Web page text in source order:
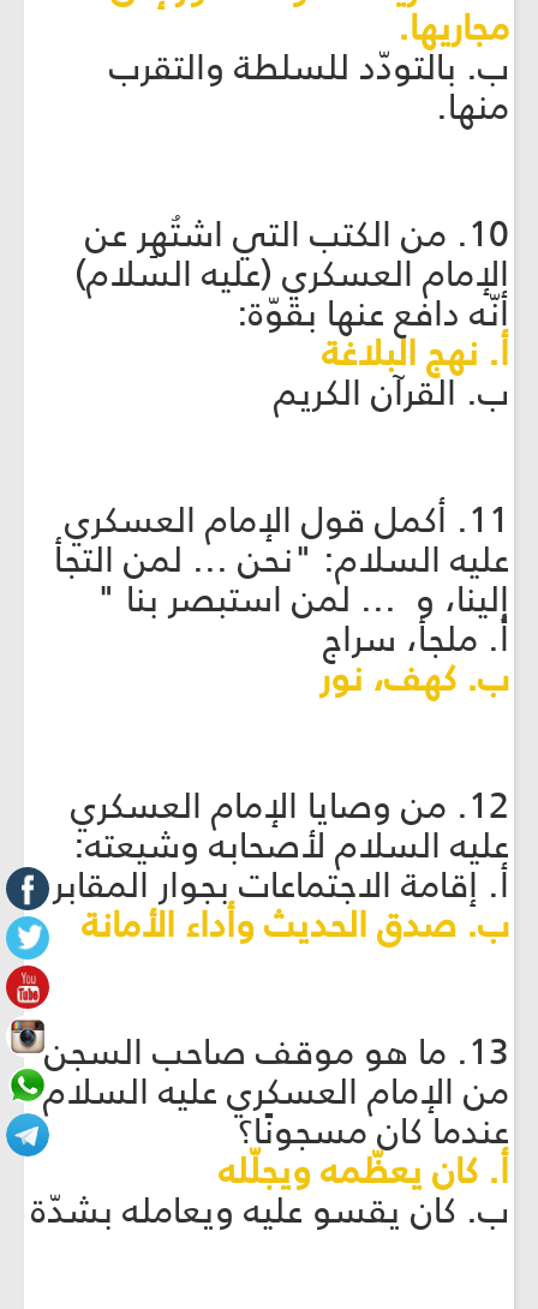
مجاريها.
ب. بالتودّد للسلطة والتقرب
منها.
10. من الكتب التي اشتُهِر عن
الإمام العسكري (عليه السلام)
أنّه دافع عنها بقوّة:
أ. نهج البلاغة
ب. القرآن الكريم
11. أكمل قول الإمام العسكري
عليه السلام: "نحن ... لمن التجأ
إلينا، و ... لمن استبصر بنا "
أ. ملجأ، سراج
ب. كهف، نور
12. من وصايا الإمام العسكري
عليه السلام لأصحابه وشيعته:
أ. إقامة الاجتماعات بجوار المقابر
ب. صدق الحديث وأداء الأمانة
13. ما هو موقف صاحب السجن
من الإمام العسكري عليه السلام
عندما كان مسجونًا؟
أ. كان يعظّمه ويجلّله
ب. كان يقسو عليه ويعامله بشدّة